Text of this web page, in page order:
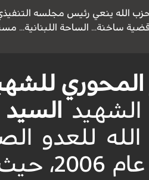
الله ينعي رئيس مجلسه
ساخنة... الساحة اللبنانية...
المحوري
للعدو
صلبة ضد الهجمات